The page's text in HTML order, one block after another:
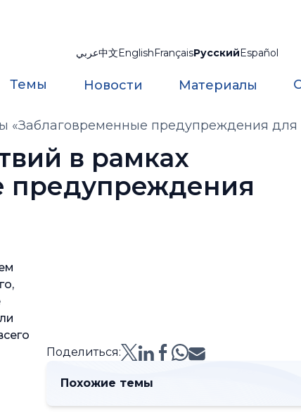
عربي中文EnglishFrançaisРусскийEspañol
Темы Новости Материалы
«Заблаговременные предупреждения для
в рамках
предупреждения
Поделиться:
Похожие темы